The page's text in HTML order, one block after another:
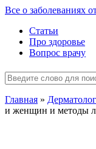
Все о заболеваниях
Статьи
Про здоровье
Вопрос врачу
Главная »
и женщин и методы